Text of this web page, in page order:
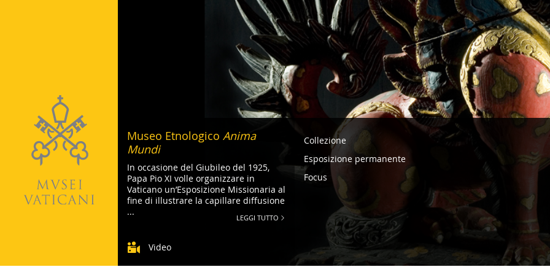
Museo Etnologico Anima
Mundi
In occasione del Giubileo del 1925,
Papa Pio XI volle organizzare in
Vaticano un’Esposizione Missionaria al
fine di illustrare la capillare diffusione
...
LEGGI TUTTO
Navigazione
-
Museo
Etnologico
Anima
Mundi
Collezione
Esposizione permanente
Focus
Video